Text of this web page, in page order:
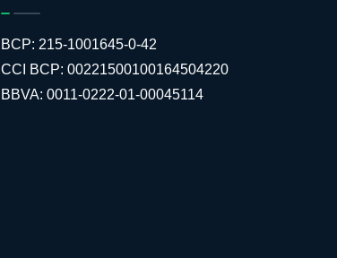
BCP: 215-1001645-0-42
CCI BCP: 00221500100164504220
BBVA: 0011-0222-01-00045114